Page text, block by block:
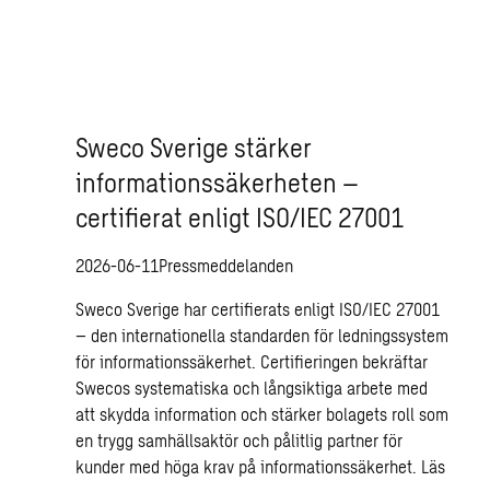
Sweco Sverige stärker
informationssäkerheten –
certifierat enligt ISO/IEC 27001
2026-06-11Pressmeddelanden
Sweco Sverige har certifierats enligt ISO/IEC 27001
– den internationella standarden för ledningssystem
för informationssäkerhet. Certifieringen bekräftar
Swecos systematiska och långsiktiga arbete med
att skydda information och stärker bolagets roll som
en trygg samhällsaktör och pålitlig partner för
kunder med höga krav på informationssäkerhet. Läs